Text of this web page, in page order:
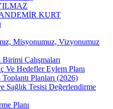
KURT
Misyonumuz, Vizyonumuz
Çalışmaları
Ve Hedefler Eylem Planı
Planları (2026)
Sağlık Tesisi Değerlendirme
Planı